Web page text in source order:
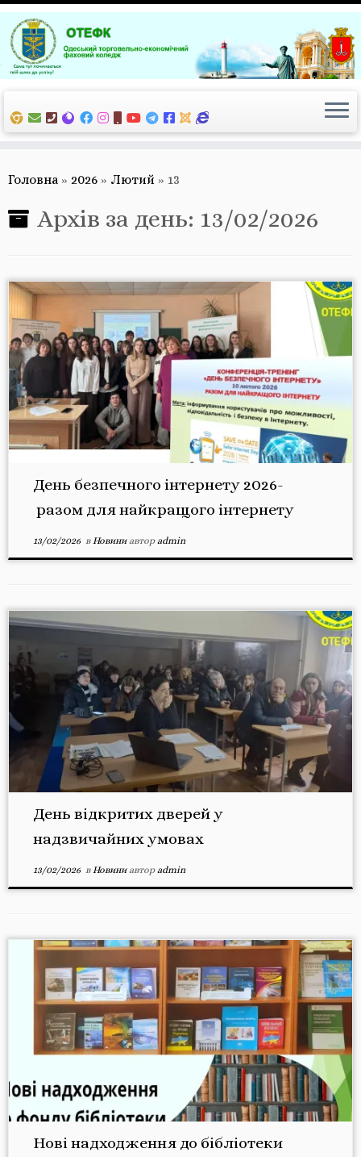
Перейти
до
вмісту
Головна » 2026 » Лютий » 13
Архів за день: 13/02/2026
День безпечного інтернету 2026-
разом для найкращого інтернету
13/02/2026в Новиниавторadmin
День відкритих дверей у
надзвичайних умовах
13/02/2026в Новиниавторadmin
Нові надходження до бібліотеки